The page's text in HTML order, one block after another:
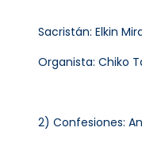
Sacristán: Elkin
Organista: Chiko
2) Confesiones: